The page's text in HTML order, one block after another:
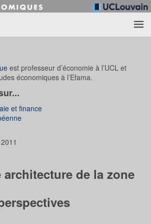
principal
est professeur d’économie à l’UCL et
économiques à l’Efama.
et finance
architecture de la zone